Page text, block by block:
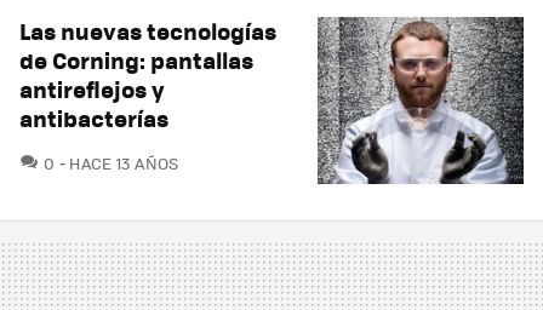
Las nuevas tecnologías
de Corning: pantallas
antireflejos y
antibacterías
0 COMENTARIOS
HACE 13 AÑOS